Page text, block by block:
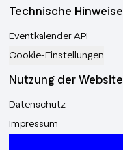
Technische Hinweise
Eventkalender API
Cookie-Einstellungen
Nutzung der Website
Datenschutz
Impressum